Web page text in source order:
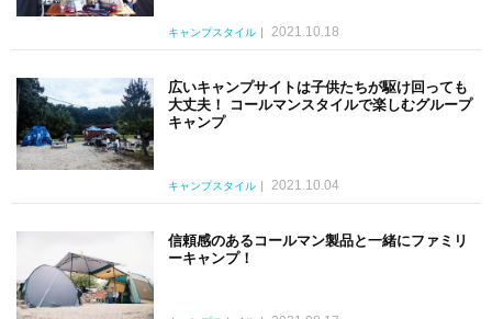
キャンプスタイル 2021.10.18
広いキャンプサイトは子供たちが駆け回っても
大丈夫！ コールマンスタイルで楽しむグループ
キャンプ
キャンプスタイル 2021.10.04
信頼感のあるコールマン製品と一緒にファミリ
ーキャンプ！